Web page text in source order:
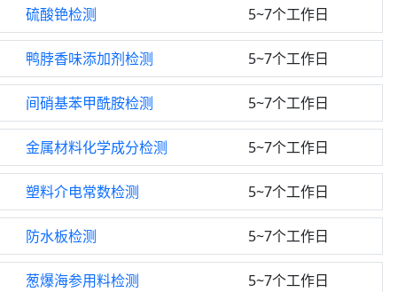
硫酸铯检测 5~7个工作日
鸭脖香味添加剂检测 5~7个工作日
间硝基苯甲酰胺检测 5~7个工作日
金属材料化学成分检测 5~7个工作日
塑料介电常数检测 5~7个工作日
防水板检测 5~7个工作日
葱爆海参用料检测 5~7个工作日